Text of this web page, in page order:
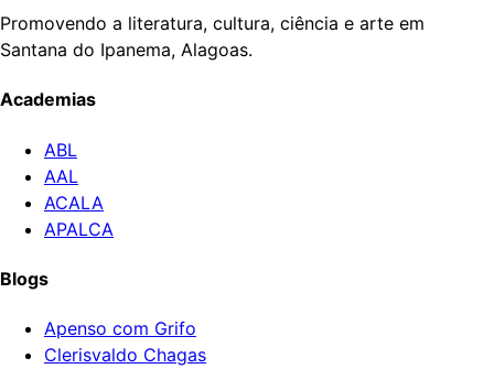
Promovendo a literatura, cultura, ciência e arte em
Santana do Ipanema, Alagoas.
Academias
ABL
AAL
ACALA
APALCA
Blogs
Apenso com Grifo
Clerisvaldo Chagas